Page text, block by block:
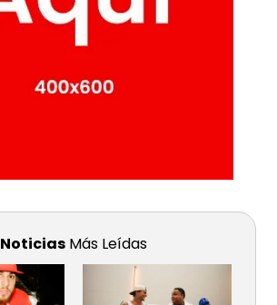
Noticias Más Leídas